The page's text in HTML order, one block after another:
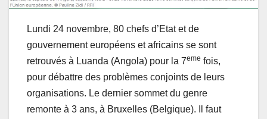
Lundi 24 novembre, 80 chefs d’Etat et de
gouvernement européens et africains se sont
retrouvés à Luanda (Angola) pour la 7eme fois,
pour débattre des problèmes conjoints de leurs
organisations. Le dernier sommet du genre
remonte à 3 ans, à Bruxelles (Belgique). Il faut